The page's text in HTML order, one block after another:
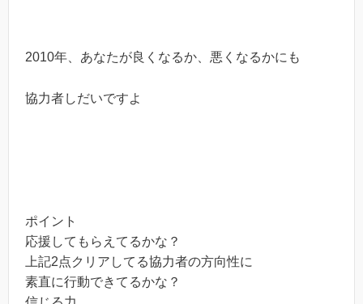
2010年、あなたが良くなるか、悪くなるかにも
協力者しだいですよ
ポイント
応援してもらえてるかな？
上記2点クリアしてる協力者の方向性に
素直に行動できてるかな？